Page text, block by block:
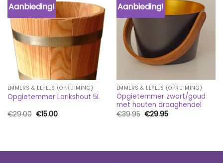
Aanbieding!
EMMERS & LEPELS (OPRUIMING)
Opgietemmer Larikshout 5L
€29.00 Oorspronkelijke
€15.00Huidige
Aanbieding!
EMMERS & LEPELS (OPRUIMING)
Opgietemmer zwart/goud
met houten draaghendel
€39.95 Oorspronkelijke
€29.95Huidige